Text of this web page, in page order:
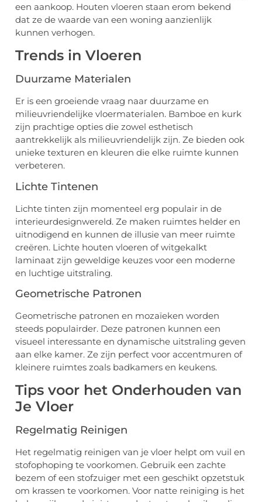
een aankoop. Houten vloeren staan erom bekend
dat ze de waarde van een woning aanzienlijk
kunnen verhogen.
Trends in Vloeren
Duurzame Materialen
Er is een groeiende vraag naar duurzame en
milieuvriendelijke vloermaterialen. Bamboe en kurk
zijn prachtige opties die zowel esthetisch
aantrekkelijk als milieuvriendelijk zijn. Ze bieden ook
unieke texturen en kleuren die elke ruimte kunnen
verbeteren.
Lichte Tintenen
Lichte tinten zijn momenteel erg populair in de
interieurdesignwereld. Ze maken ruimtes helder en
uitnodigend en kunnen de illusie van meer ruimte
creëren. Lichte houten vloeren of witgekalkt
laminaat zijn geweldige keuzes voor een moderne
en luchtige uitstraling.
Geometrische Patronen
Geometrische patronen en mozaïeken worden
steeds populairder. Deze patronen kunnen een
visueel interessante en dynamische uitstraling geven
aan elke kamer. Ze zijn perfect voor accentmuren of
kleinere ruimtes zoals badkamers en keukens.
Tips voor het Onderhouden van
Je Vloer
Regelmatig Reinigen
Het regelmatig reinigen van je vloer helpt om vuil en
stofophoping te voorkomen. Gebruik een zachte
bezem of een stofzuiger met een geschikt opzetstuk
om krassen te voorkomen. Voor natte reiniging is het